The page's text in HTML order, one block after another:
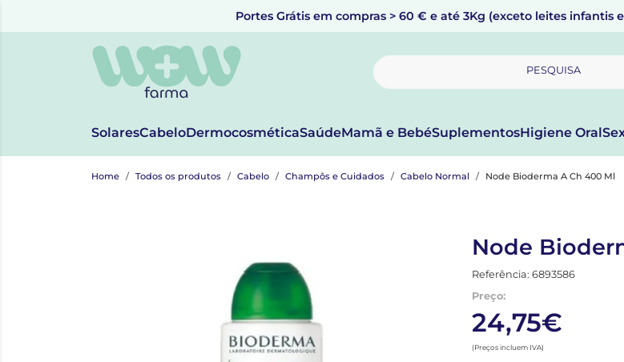
Portes Grátis em compras > 60 € e até 3Kg (exceto leites infantis
PESQUISA
SolaresCabeloDermocosméticaSaúdeMamã e BebéSuplementosHigiene Oral
Home Todos os produtos Cabelo Champôs e Cuidados Cabelo Normal Node Bioderma A Ch 400 Ml
Node
Referência: 6893586
Preço:
24,75€
(Preços incluem IVA)